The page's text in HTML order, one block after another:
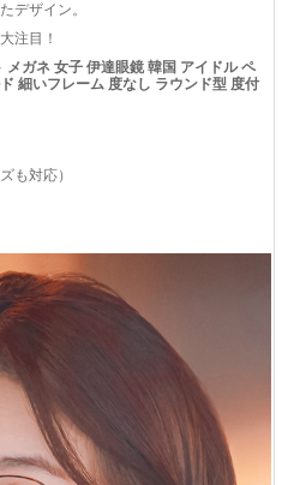
デザイン。
注目！
ガネ 女子 伊達眼鏡 韓国 アイドル ペ
細いフレーム 度なし ラウンド型 度付
も対応）